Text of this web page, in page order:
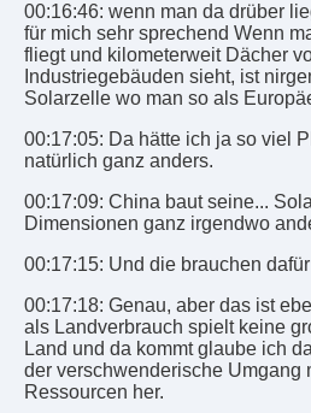
00:16:46: wenn man da drüber
für mich sehr sprechend Wenn
fliegt und kilometerweit Dächer
Industriegebäuden sieht, ist
Solarzelle wo man so als
00:17:05: Da hätte ich ja so viel
natürlich ganz anders.
00:17:09: China baut seine...
Dimensionen ganz irgendwo
00:17:15: Und die brauchen
00:17:18: Genau, aber das ist
als Landverbrauch spielt keine
Land und da kommt glaube ich
der verschwenderische Umgang
Ressourcen her.